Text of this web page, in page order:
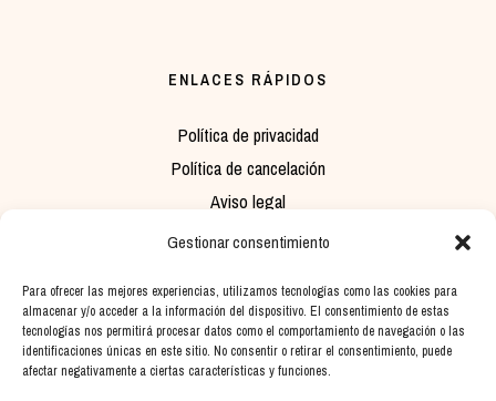
Gestionar consentimiento
Para ofrecer las mejores experiencias, utilizamos tecnologías como las cookies para
almacenar y/o acceder a la información del dispositivo. El consentimiento de estas
tecnologías nos permitirá procesar datos como el comportamiento de navegación o las
identificaciones únicas en este sitio. No consentir o retirar el consentimiento, puede
afectar negativamente a ciertas características y funciones.
ENLACES RÁPIDOS
Política de privacidad
Política de cancelación
Aviso legal
Política de cookies
INFORMACIÓN DE CONTACTO
Dirección: Av. Plasencia, 65, 10610 Cabezuela del Valle, Cáceres